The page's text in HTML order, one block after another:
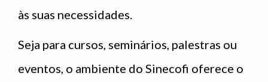
às suas necessidades.
Seja para cursos, seminários, palestras ou
eventos, o ambiente do Sinecofi oferece o